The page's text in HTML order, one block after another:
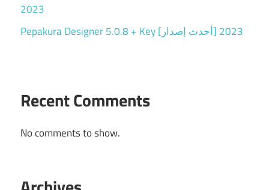
2023
Pepakura Designer 5.0.8 + Key [أحدث إصدار] 2023
Recent Comments
No comments to show.